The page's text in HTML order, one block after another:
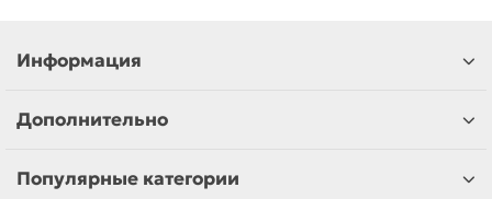
Информация
Дополнительно
Популярные категории